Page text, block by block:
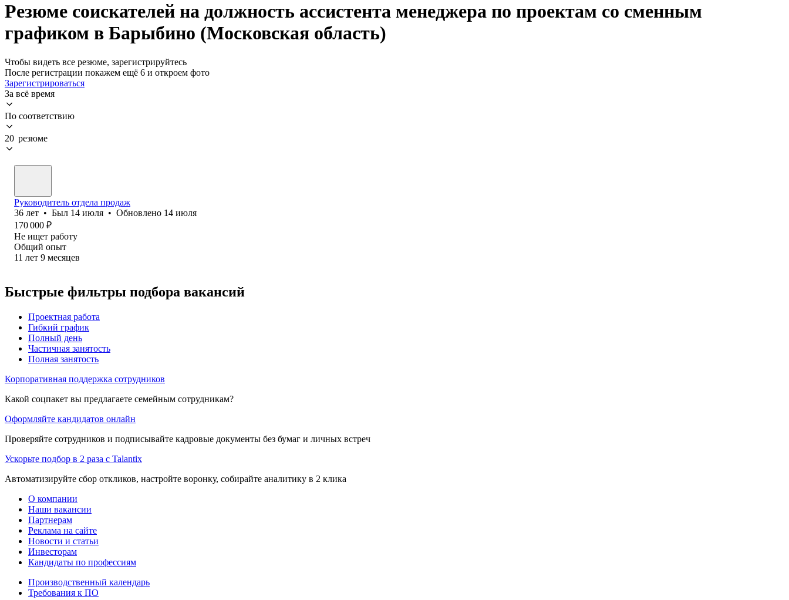
Резюме соискателей на должность ассистента менеджера по проектам со сменным
графиком в Барыбино (Московская область)
Чтобы видеть все резюме, зарегистрируйтесь
После регистрации покажем ещё 6 и откроем фото
Зарегистрироваться
За всё время
По соответствию
20 резюме
Руководитель отдела продаж
36 лет • Был 14 июля • Обновлено 14 июля
170 000 ₽
Не ищет работу
Общий опыт
11 лет 9 месяцев
Быстрые фильтры подбора вакансий
Проектная работа
Гибкий график
Полный день
Частичная занятость
Полная занятость
Корпоративная поддержка сотрудников
Какой соцпакет вы предлагаете семейным сотрудникам?
Оформляйте кандидатов онлайн
Проверяйте сотрудников и подписывайте кадровые документы без бумаг и личных встреч
Ускорьте подбор в 2 раза с Talantix
Автоматизируйте сбор откликов, настройте воронку, собирайте аналитику в 2 клика
О компании
Наши вакансии
Партнерам
Реклама на сайте
Новости и статьи
Инвесторам
Кандидаты по профессиям
Производственный календарь
Требования к ПО